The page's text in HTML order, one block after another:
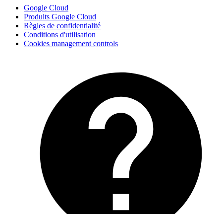
Google Cloud
Produits Google Cloud
Règles de confidentialité
Conditions d'utilisation
Cookies management controls